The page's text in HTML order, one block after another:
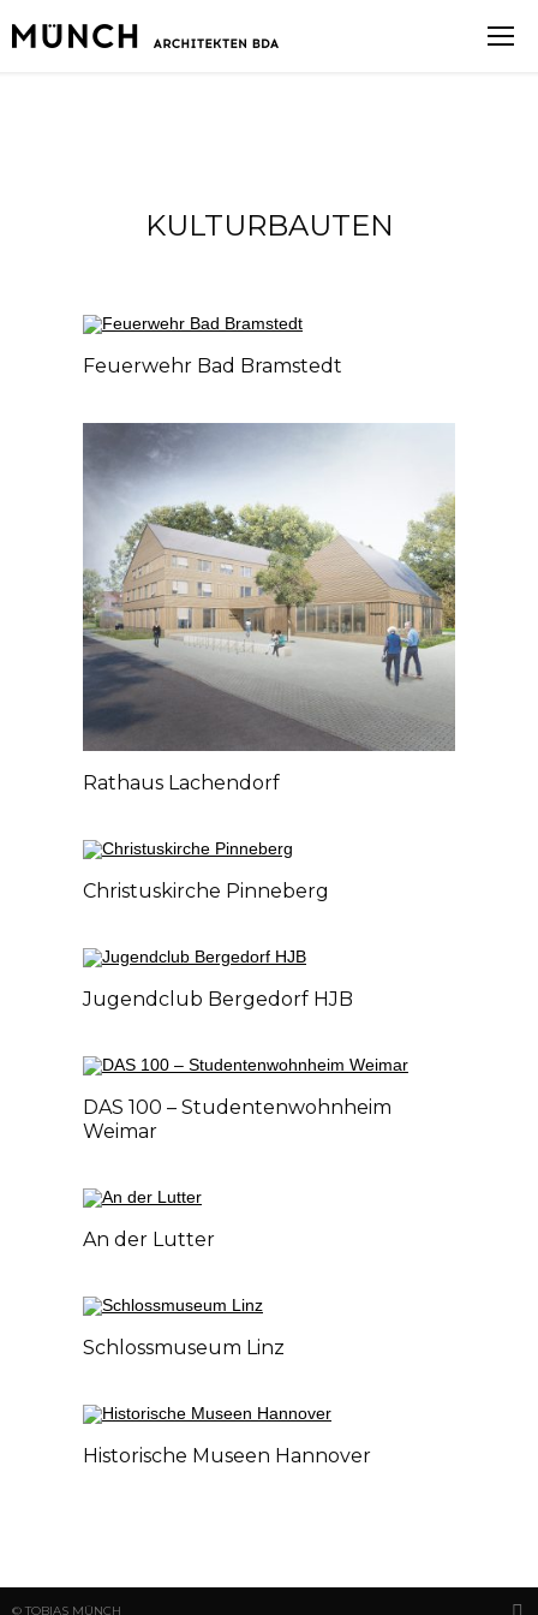
KULTURBAUTEN
Feuerwehr Bad Bramstedt
Rathaus Lachendorf
Christuskirche Pinneberg
Jugendclub Bergedorf HJB
DAS 100 – Studentenwohnheim
Weimar
An der Lutter
Schlossmuseum Linz
Historische Museen Hannover
© TOBIAS MÜNCH